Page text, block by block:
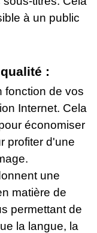
à un public
:
fonction de vos
Internet. Cela
économiser
profiter d'une
une
matière de
permettant de
la langue, la